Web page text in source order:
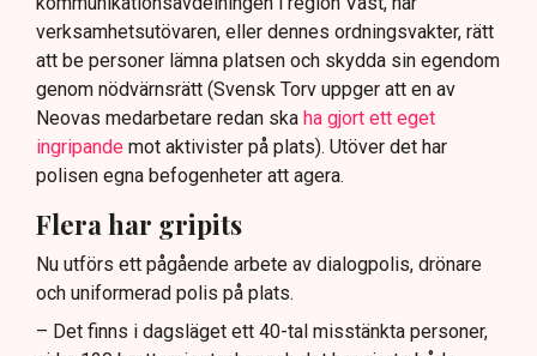
verksamhetsutövaren, eller dennes ordningsvakter, rätt
att be personer lämna platsen och skydda sin egendom
genom nödvärnsrätt (Svensk Torv uppger att en av
Neovas medarbetare redan ska ha gjort ett eget
ingripande mot aktivister på plats). Utöver det har
polisen egna befogenheter att agera.
Flera har gripits
Nu utförs ett pågående arbete av dialogpolis, drönare
och uniformerad polis på plats.
– Det finns i dagsläget ett 40-tal misstänkta personer,